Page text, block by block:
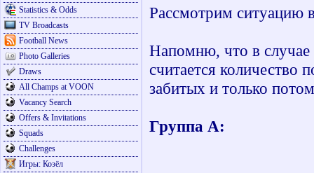
Statistics & Odds
TV Broadcasts
Football News
Photo Galleries
Draws
All Champs at VOON
Vacancy Search
Offers & Invitations
Squads
Challenges
Игры: Козёл
Рассмотрим ситуацию
Напомню, что в случае
считается количество
забитых и только
Группа А: